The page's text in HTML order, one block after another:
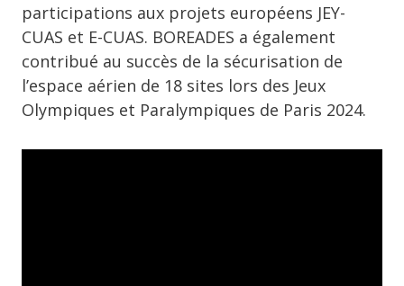
participations aux projets européens JEY-
CUAS et E-CUAS. BOREADES a également
contribué au succès de la sécurisation de
l’espace aérien de 18 sites lors des Jeux
Olympiques et Paralympiques de Paris 2024.